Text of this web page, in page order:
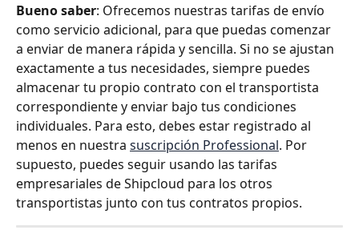
Bueno saber: Ofrecemos nuestras tarifas de envío
como servicio adicional, para que puedas comenzar
a enviar de manera rápida y sencilla. Si no se ajustan
exactamente a tus necesidades, siempre puedes
almacenar tu propio contrato con el transportista
correspondiente y enviar bajo tus condiciones
individuales. Para esto, debes estar registrado al
menos en nuestra suscripción Professional. Por
supuesto, puedes seguir usando las tarifas
empresariales de Shipcloud para los otros
transportistas junto con tus contratos propios.